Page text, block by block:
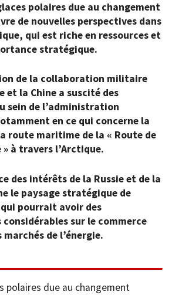
polaires due au changement
de nouvelles perspectives dans
qui est riche en ressources et
stratégique.
de la collaboration militaire
et la Chine a suscité des
sein de l’administration
en ce qui concerne la
route maritime de la « Route de
à travers l’Arctique.
des intérêts de la Russie et de la
le paysage stratégique de
pourrait avoir des
considérables sur le commerce
de l’énergie.
polaires due au changement